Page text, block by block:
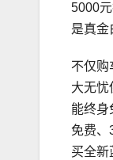
5000
是真金
不仅购
大无忧
能终身
免费、
买全新